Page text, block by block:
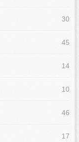
30
45
14
10
46
17